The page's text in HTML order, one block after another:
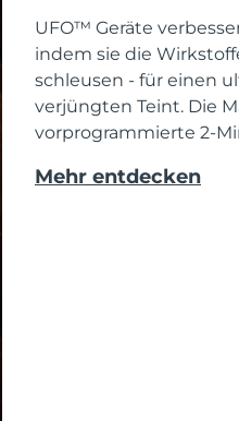
UFO™ Geräte
indem sie die
schleusen - für einen
verjüngten Teint. Die
vorprogrammierte 2-
Mehr entdecken